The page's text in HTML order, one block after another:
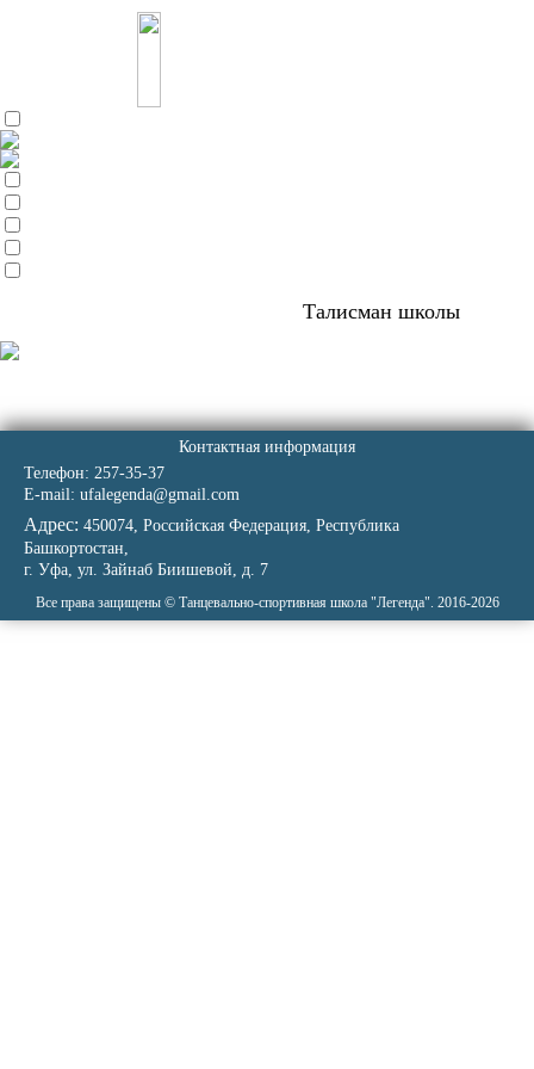
Талисман школы
Контактная информация
Телефон: 257-35-37
E-mail: ufalegenda@gmail.com
Адрес: 450074, Российская Федерация, Республика
Башкортостан,
г. Уфа, ул. Зайнаб Биишевой, д. 7
Все права защищены © Танцевально-спортивная школа "Легенда". 2016-2026